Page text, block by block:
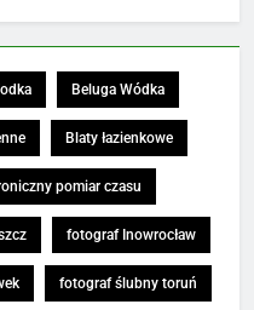
Beluga Wódka
Blaty łazienkowe
pomiar czasu
fotograf Inowrocław
fotograf ślubny toruń